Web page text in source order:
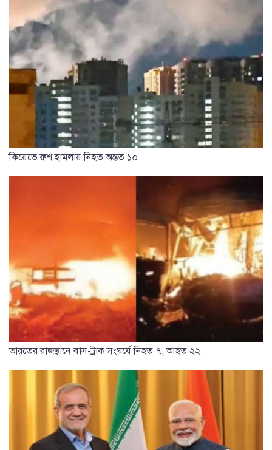
কিয়েভে রুশ হামলায় নিহত অন্তত ১০
ভারতের রাজস্থানে বাস-ট্রাক সংঘর্ষে নিহত ৭, আহত ২২